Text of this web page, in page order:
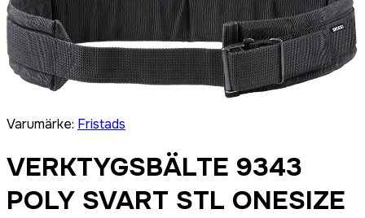
Varumärke: Fristads
VERKTYGSBÄLTE 9343
POLY SVART STL ONESIZE